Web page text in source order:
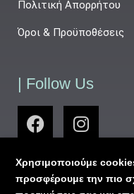
Πολιτική Απορρήτου
Όροι & Προϋποθέσεις
| Follow Us
Χρησιμοποιούμε
προσφέρουμε την πιο